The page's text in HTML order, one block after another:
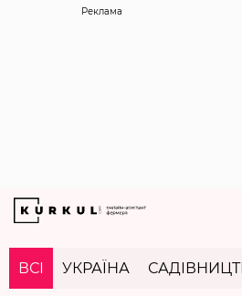
Реклама
ВСІ УКРАЇНА